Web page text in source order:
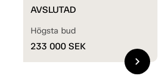
AVSLUTAD
Högsta bud
233 000 SEK
chevron_right